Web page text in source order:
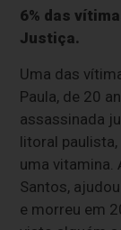
6% das
Justiça.
Uma das
Paula, de 20
assassinada
litoral
uma vitamina.
Santos,
e morreu em